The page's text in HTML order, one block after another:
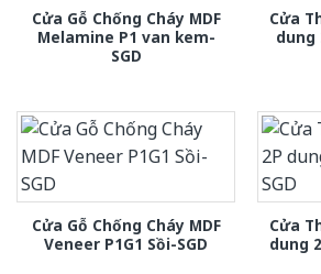
Cửa Gỗ Chống Cháy MDF
Melamine P1 van kem-
SGD
Cửa
dung
Cửa Gỗ Chống Cháy MDF
Veneer P1G1 Sồi-SGD
Cửa
dung